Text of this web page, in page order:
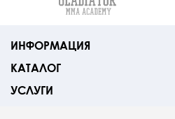
ИНФОРМАЦИЯ
КАТАЛОГ
УСЛУГИ